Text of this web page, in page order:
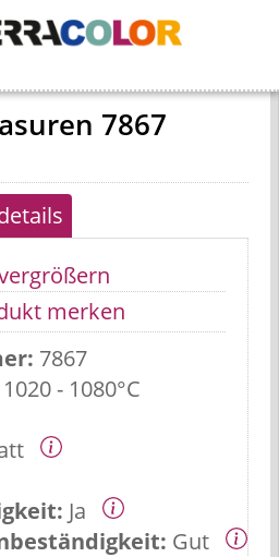
Navigation
ein-
ausblenden
7867
merken
7867
1020 - 1080°C
Ja
Gut